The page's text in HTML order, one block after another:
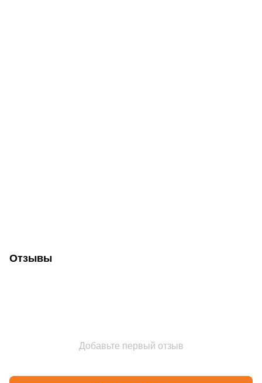
Отзывы
Добавьте первый отзыв